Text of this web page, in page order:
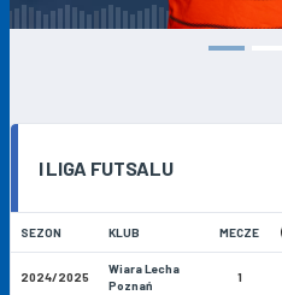
I LIGA FUTSALU
SEZON KLUB MECZE
2024/2025
Wiara Lecha
Poznań
1